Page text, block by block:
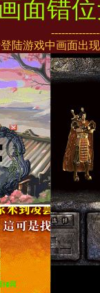
面错
陆游戏中画面出